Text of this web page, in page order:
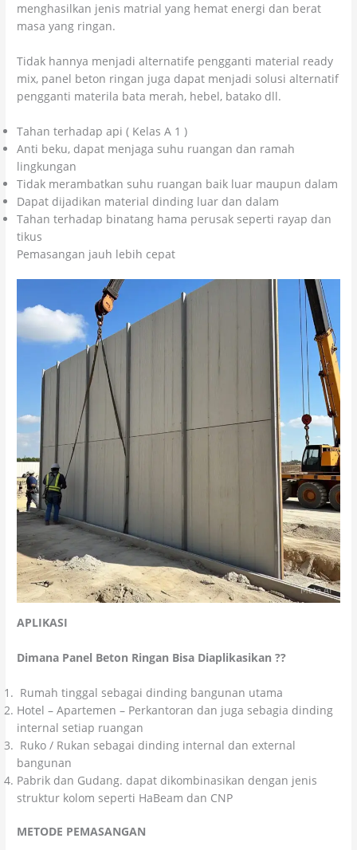
menghasilkan jenis matrial yang hemat energi dan berat
masa yang ringan.
Tidak hannya menjadi alternatife pengganti material ready
mix, panel beton ringan juga dapat menjadi solusi alternatif
pengganti materila bata merah, hebel, batako dll.
Tahan terhadap api ( Kelas A 1 )
Anti beku, dapat menjaga suhu ruangan dan ramah
lingkungan
Tidak merambatkan suhu ruangan baik luar maupun dalam
Dapat dijadikan material dinding luar dan dalam
Tahan terhadap binatang hama perusak seperti rayap dan
tikus
Pemasangan jauh lebih cepat
APLIKASI
Dimana Panel Beton Ringan Bisa Diaplikasikan ??
Rumah tinggal sebagai dinding bangunan utama
Hotel – Apartemen – Perkantoran dan juga sebagia dinding
internal setiap ruangan
Ruko / Rukan sebagai dinding internal dan external
bangunan
Pabrik dan Gudang. dapat dikombinasikan dengan jenis
struktur kolom seperti HaBeam dan CNP
METODE PEMASANGAN